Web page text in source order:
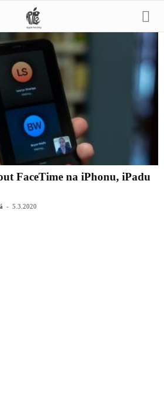
FaceTime na ‌iPhonu‌, ‌iPad‌u
- 5.3.2020